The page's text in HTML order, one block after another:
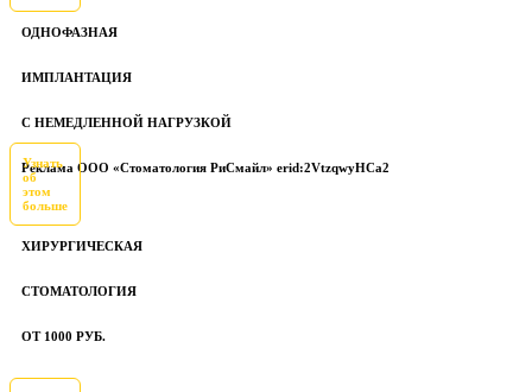
ОДНОФАЗНАЯ
ИМПЛАНТАЦИЯ
С НЕМЕДЛЕННОЙ НАГРУЗКОЙ
Реклама ООО «Стоматология РиСмайл» erid:2VtzqwyHCa2
Узнать
об
этом
больше
ХИРУРГИЧЕСКАЯ
СТОМАТОЛОГИЯ
ОТ 1000 РУБ.